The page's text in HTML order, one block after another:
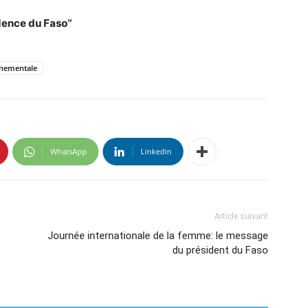
du Faso’’
WhatsApp Linkedin
Article suivant
Journée internationale de la femme: le message
du président du Faso